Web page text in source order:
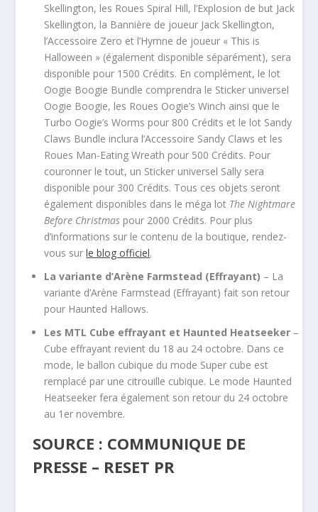
Skellington, les Roues Spiral Hill, l’Explosion de but Jack
Skellington, la Bannière de joueur Jack Skellington,
l’Accessoire Zero et l’Hymne de joueur « This is
Halloween » (également disponible séparément), sera
disponible pour 1500 Crédits. En complément, le lot
Oogie Boogie Bundle comprendra le Sticker universel
Oogie Boogie, les Roues Oogie’s Winch ainsi que le
Turbo Oogie’s Worms pour 800 Crédits et le lot Sandy
Claws Bundle inclura l’Accessoire Sandy Claws et les
Roues Man-Eating Wreath pour 500 Crédits. Pour
couronner le tout, un Sticker universel Sally sera
disponible pour 300 Crédits. Tous ces objets seront
également disponibles dans le méga lot The Nightmare
Before Christmas pour 2000 Crédits. Pour plus
d’informations sur le contenu de la boutique, rendez-
vous surle blog officiel.
La variante d’Arène Farmstead (Effrayant) – La
variante d’Arène Farmstead (Effrayant) fait son retour
pour Haunted Hallows.
Les MTL Cube effrayant et Haunted Heatseeker –
Cube effrayant revient du 18 au 24 octobre. Dans ce
mode, le ballon cubique du mode Super cube est
remplacé par une citrouille cubique. Le mode Haunted
Heatseeker fera également son retour du 24 octobre
au 1 er novembre.
SOURCE : COMMUNIQUE DE
PRESSE – RESET PR